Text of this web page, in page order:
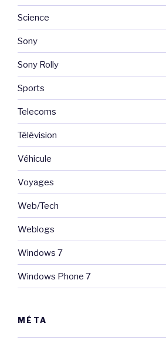
Science
Sony
Sony Rolly
Sports
Telecoms
Télévision
Véhicule
Voyages
Web/Tech
Weblogs
Windows 7
Windows Phone 7
MÉTA